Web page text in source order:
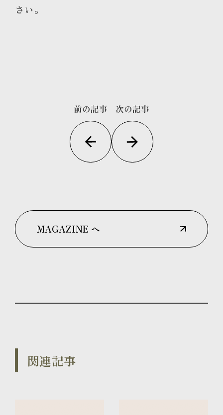
さい。
前の記事 次の記事
MAGAZINE へ
関連記事